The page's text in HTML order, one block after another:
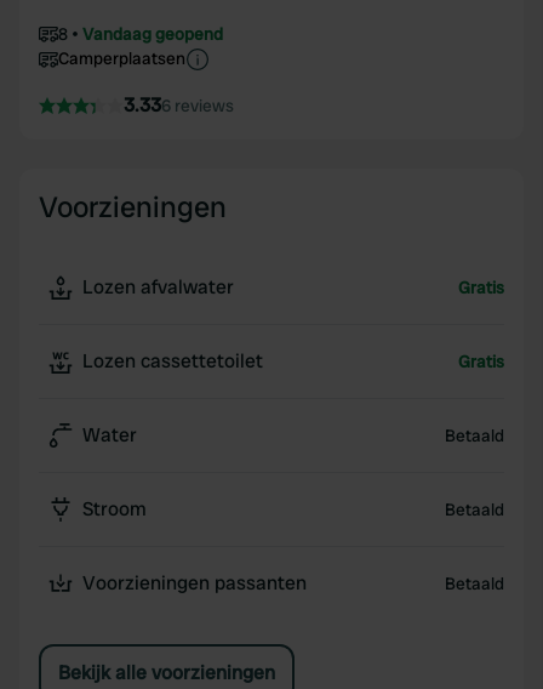
8
Vandaag geopend
Camperplaatsen
3.336 reviews
Voorzieningen
Lozen afvalwater Gratis
Lozen cassettetoilet Gratis
Water Betaald
Stroom Betaald
Voorzieningen passanten Betaald
Bekijk alle voorzieningen